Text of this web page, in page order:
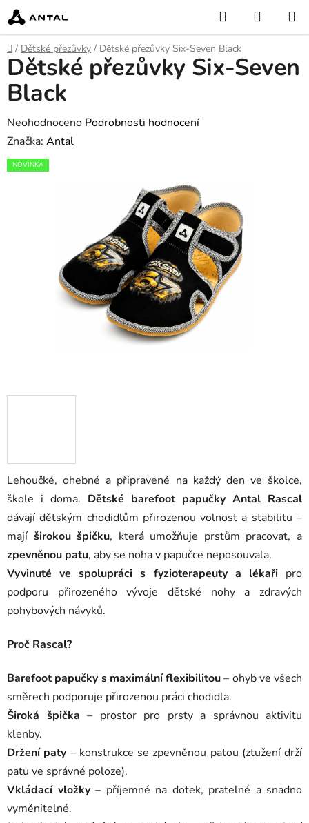
Přejít
na
obsah
Hledat
KOŠÍK
Domů
/ Dětské přezůvky / Dětské přezůvky Six-Seven Black
Lehoučké, ohebné a připravené na každý den ve školce,
škole i doma. Dětské barefoot papučky Antal Rascal
dávají dětským chodidlům přirozenou volnost a stabilitu –
mají širokou špičku, která umožňuje prstům pracovat, a
zpevněnou patu, aby se noha v papučce neposouvala.
Vyvinuté ve spolupráci s fyzioterapeuty a lékařipro
podporu přirozeného vývoje dětské nohy a zdravých
pohybových návyků.
Proč Rascal?
Barefoot papučky s maximální flexibilitou– ohyb ve všech
směrech podporuje přirozenou práci chodidla.
Široká špička – prostor pro prsty a správnou aktivitu
klenby.
Držení paty – konstrukce se zpevněnou patou (ztužení drží
patu ve správné poloze).
Vkládací vložky– příjemné na dotek, pratelné a snadno
vyměnitelné.
Dětské přezůvky Six-Seven
Black
Průměrné
hodnocení
produktu
Neohodnoceno Podrobnosti hodnocení
Značka: Antal
NOVINKA